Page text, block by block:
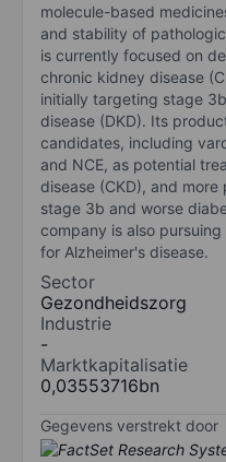
molecule-based
and stability of
is currently focused on
chronic kidney disease
initially targeting stage
disease (DKD). Its
candidates, including
and NCE, as potential
disease (CKD), and
stage 3b and worse
company is also
for Alzheimer's disease.
Sector
Gezondheidszorg
Industrie
-
Marktkapitalisatie
0,03553716bn
Gegevens verstrekt door